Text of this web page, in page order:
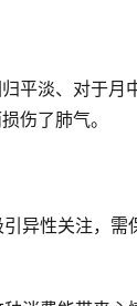
平淡、对于月
伤了肺气。
异性关注，需